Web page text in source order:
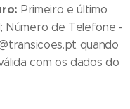
Primeiro e último
Número de Telefone -
quando
com os dados do